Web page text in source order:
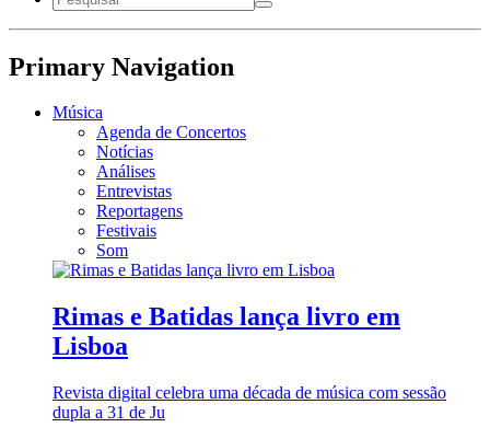
Primary Navigation
Música
Agenda de Concertos
Notícias
Análises
Entrevistas
Reportagens
Festivais
Som
Rimas e Batidas lança livro em
Lisboa
Revista digital celebra uma década de música com sessão
dupla a 31 de Ju